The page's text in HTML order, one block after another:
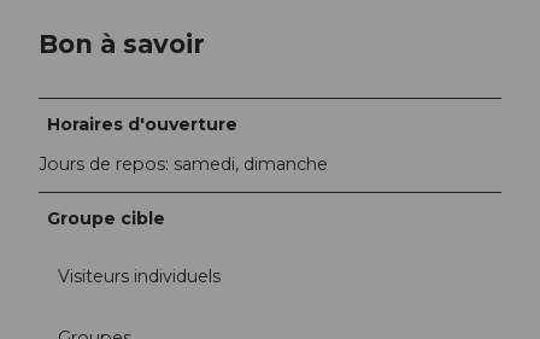
Bon à savoir
Horaires d'ouverture
Jours de repos: samedi, dimanche
Groupe cible
Visiteurs individuels